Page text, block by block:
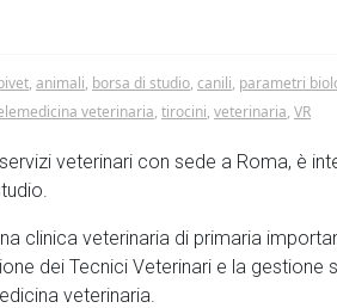
, animali, borsa di studio, canili, parametri
veterinaria, tirocini, veterinaria, VR
veterinari con sede a Roma, è
clinica veterinaria di primaria
dei Tecnici Veterinari e la gestione
veterinaria.